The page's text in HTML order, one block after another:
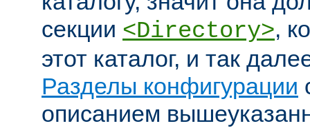
секции <Directory>,
этот каталог, и так
Разделы конфигурации
описанием